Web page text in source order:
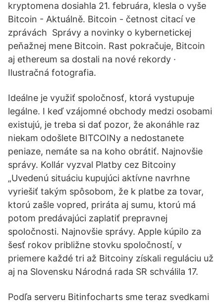
kryptomena dosiahla 21. februára, klesla o vyše
Bitcoin - Aktuálně. Bitcoin - četnost citací ve
zprávách Správy a novinky o kybernetickej
peňažnej mene Bitcoin. Rast pokračuje, Bitcoin
aj ethereum sa dostali na nové rekordy ·
Ilustračná fotografia.
Ideálne je využiť spoločnosť, ktorá vystupuje
legálne. I keď vzájomné obchody medzi osobami
existujú, je treba si dať pozor, že akonáhle raz
niekam odošlete BITCOINy a nedostanete
peniaze, nemáte sa na koho obrátiť. Najnovšie
správy. Kollár vyzval Platby cez Bitcoiny
„Uvedenú situáciu kupujúci aktívne navrhne
vyriešiť takým spôsobom, že k platbe za tovar,
ktorú zašle vopred, priráta aj sumu, ktorú má
potom predávajúci zaplatiť prepravnej
spoločnosti. Najnovšie správy. Apple kúpilo za
šesť rokov približne stovku spoločností, v
priemere každé tri až Bitcoiny získali reguláciu už
aj na Slovensku Národná rada SR schválila 17.
Podľa serveru Bitinfocharts sme teraz svedkami